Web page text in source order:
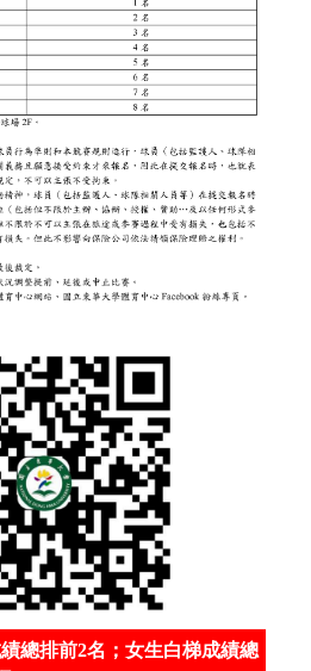
總排前2名；女生白梯成績總